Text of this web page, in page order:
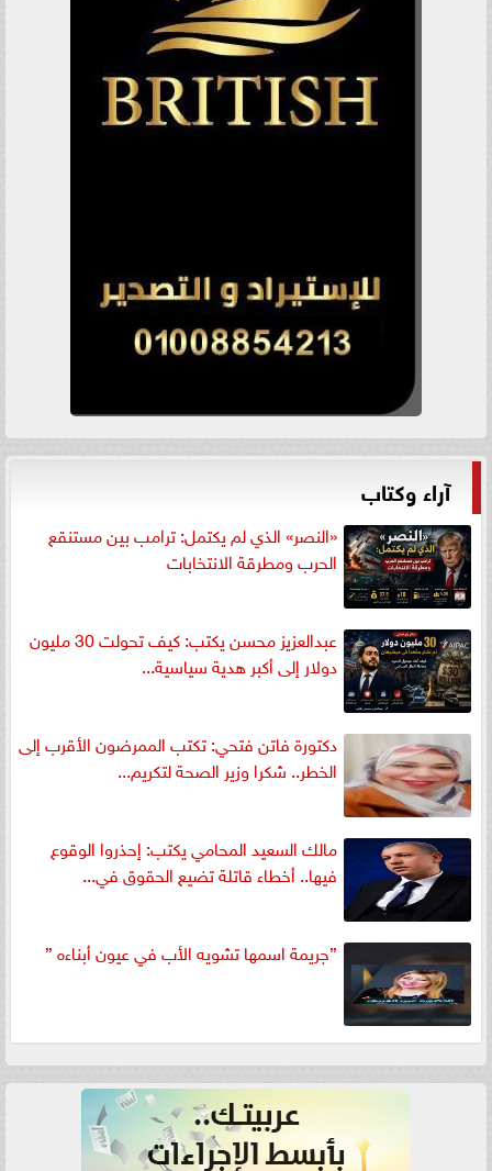
آراء وكتاب
«النصر» الذي لم يكتمل: ترامب بين مستنقع
الحرب ومطرقة الانتخابات
عبدالعزيز محسن يكتب: كيف تحولت 30 مليون
دولار إلى أكبر هدية سياسية...
دكتورة فاتن فتحي: تكتب الممرضون الأقرب إلى
الخطر.. شكرا وزير الصحة لتكريم...
مالك السعيد المحامي يكتب: إحذروا الوقوع
فيها.. أخطاء قاتلة تضيع الحقوق في...
”جريمة اسمها تشويه الأب في عيون أبناءه ”